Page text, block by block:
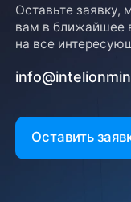
Оставьте заявку,
вам в ближайшее
на все
Оставить